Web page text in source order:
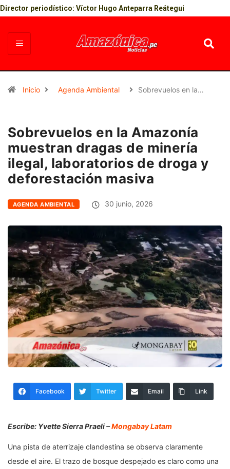
Director periodístico: Víctor Hugo Anteparra Reátegui
Inicio Agenda Ambiental Sobrevuelos en la…
Sobrevuelos en la Amazonía
muestran dragas de minería
ilegal, laboratorios de droga y
deforestación masiva
AGENDA AMBIENTAL 30 junio, 2026
Facebook Twitter Email Link
Escribe: Yvette Sierra Praeli –Mongabay Latam
Una pista de aterrizaje clandestina se observa claramente
desde el aire. El trazo de bosque despejado es claro como una